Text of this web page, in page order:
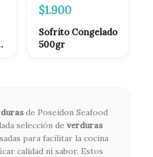
$1.900
Sofrito Congelado
500gr
de Poseidon Seafood
selección de verduras
para facilitar la cocina
calidad ni sabor. Estos